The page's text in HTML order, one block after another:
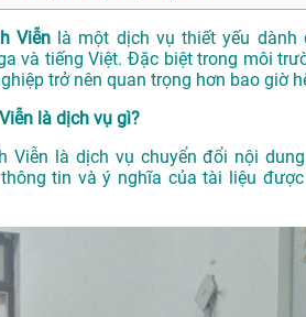
Viễnlà một dịch vụ thiết yếu dành
và tiếng Việt. Đặc biệt trong môi
trở nên quan trọng hơn bao giờ
là dịch vụ gì?
Viễn là dịch vụ chuyển đổi nội
tin và ý nghĩa của tài liệu